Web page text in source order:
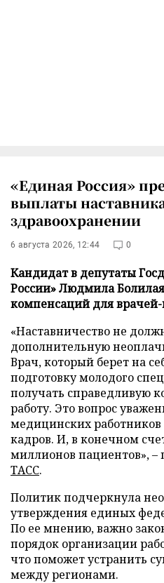
«Единая Россия»
выплаты
здравоохранении
6 августа 2026, 12:44 0
Кандидат в депутаты
России» Людмила
компенсаций для врачей-
«Наставничество не
дополнительную
Врач, который берет на
подготовку молодого
получать справедливую
работу. Это вопрос
медицинских работников
кадров. И, в конечном
миллионов пациентов», –
ТАСС.
Политик подчеркнула
утверждения единых
По ее мнению, важно
порядок организации
что поможет устранить
между регионами.